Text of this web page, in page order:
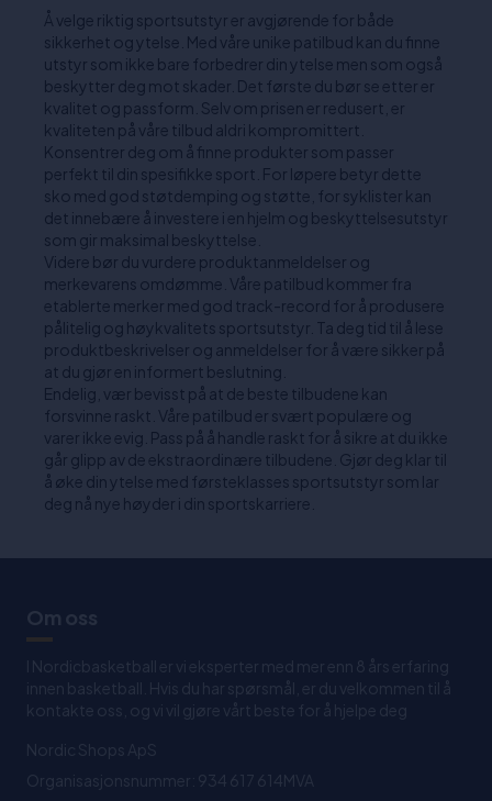
Å velge riktig sportsutstyr er avgjørende for både
sikkerhet og ytelse. Med våre unike patilbud kan du finne
utstyr som ikke bare forbedrer din ytelse men som også
beskytter deg mot skader. Det første du bør se etter er
kvalitet og passform. Selv om prisen er redusert, er
kvaliteten på våre tilbud aldri kompromittert.
Konsentrer deg om å finne produkter som passer
perfekt til din spesifikke sport. For løpere betyr dette
sko med god støtdemping og støtte, for syklister kan
det innebære å investere i en hjelm og beskyttelsesutstyr
som gir maksimal beskyttelse.
Videre bør du vurdere produktanmeldelser og
merkevarens omdømme. Våre patilbud kommer fra
etablerte merker med god track-record for å produsere
pålitelig og høykvalitets sportsutstyr. Ta deg tid til å lese
produktbeskrivelser og anmeldelser for å være sikker på
at du gjør en informert beslutning.
Endelig, vær bevisst på at de beste tilbudene kan
forsvinne raskt. Våre patilbud er svært populære og
varer ikke evig. Pass på å handle raskt for å sikre at du ikke
går glipp av de ekstraordinære tilbudene. Gjør deg klar til
å øke din ytelse med førsteklasses sportsutstyr som lar
deg nå nye høyder i din sportskarriere.
Om oss
I Nordicbasketball er vi eksperter med mer enn 8 års erfaring
innen basketball. Hvis du har spørsmål, er du velkommen til å
kontakte oss, og vi vil gjøre vårt beste for å hjelpe deg
Nordic Shops ApS
Organisasjonsnummer: 934 617 614MVA